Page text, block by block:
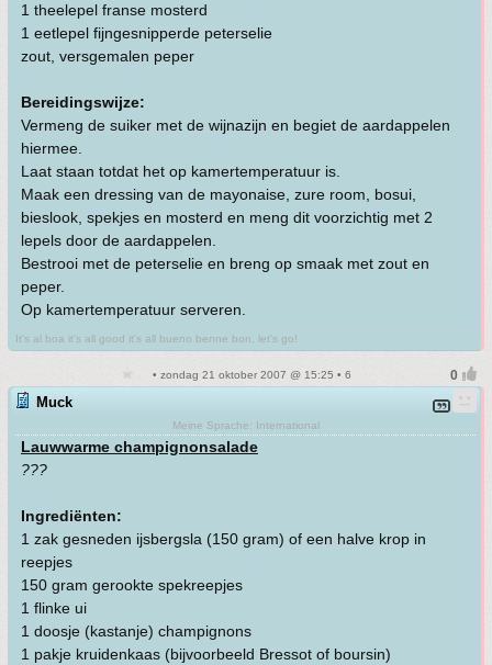
1 theelepel franse mosterd
1 eetlepel fijngesnipperde peterselie
zout, versgemalen peper
Bereidingswijze:
Vermeng de suiker met de wijnazijn en begiet de aardappelen
hiermee.
Laat staan totdat het op kamertemperatuur is.
Maak een dressing van de mayonaise, zure room, bosui,
bieslook, spekjes en mosterd en meng dit voorzichtig met 2
lepels door de aardappelen.
Bestrooi met de peterselie en breng op smaak met zout en
peper.
Op kamertemperatuur serveren.
It's al boa it's all good it's all bueno benne bon, let's go!
• zondag 21 oktober 2007 @ 15:25 • 6
Muck
Meine Sprache: International
Lauwwarme champignonsalade
???
Ingrediënten:
1 zak gesneden ijsbergsla (150 gram) of een halve krop in
reepjes
150 gram gerookte spekreepjes
1 flinke ui
1 doosje (kastanje) champignons
1 pakje kruidenkaas (bijvoorbeeld Bressot of boursin)